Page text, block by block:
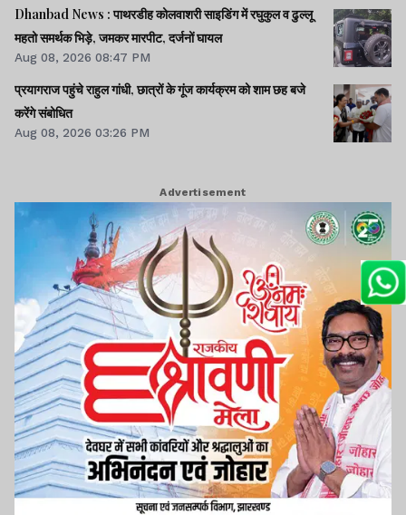
Dhanbad News : पाथरडीह कोलवाशरी साइडिंग में रघुकुल व ढुल्लू
महतो समर्थक भिड़े, जमकर मारपीट, दर्जनों घायल
Aug 08, 2026 08:47 PM
प्रयागराज पहुंचे राहुल गांधी, छात्रों के गूंज कार्यक्रम को शाम छह बजे
करेंगे संबोधित
Aug 08, 2026 03:26 PM
Advertisement